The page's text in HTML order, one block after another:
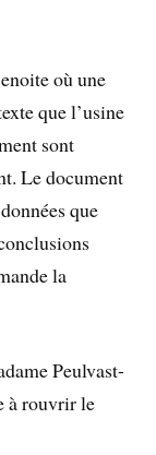
où une
que l’usine
sont
Le document
que
la
Peulvast-
à rouvrir le